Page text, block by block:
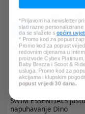
SWIM ESSENTIALS
napuhavanje Dino
*Prijavom na newsletter
slati razne
da se slažete sopćim
* Promo kod za popust
Promo kod za popust
redovnim cijenama u
proizvode Cybex
Baby Brezza i Scoot &
usluga. Promo kod za
akcijama i klupskim
popust vrijedi 30 dana.